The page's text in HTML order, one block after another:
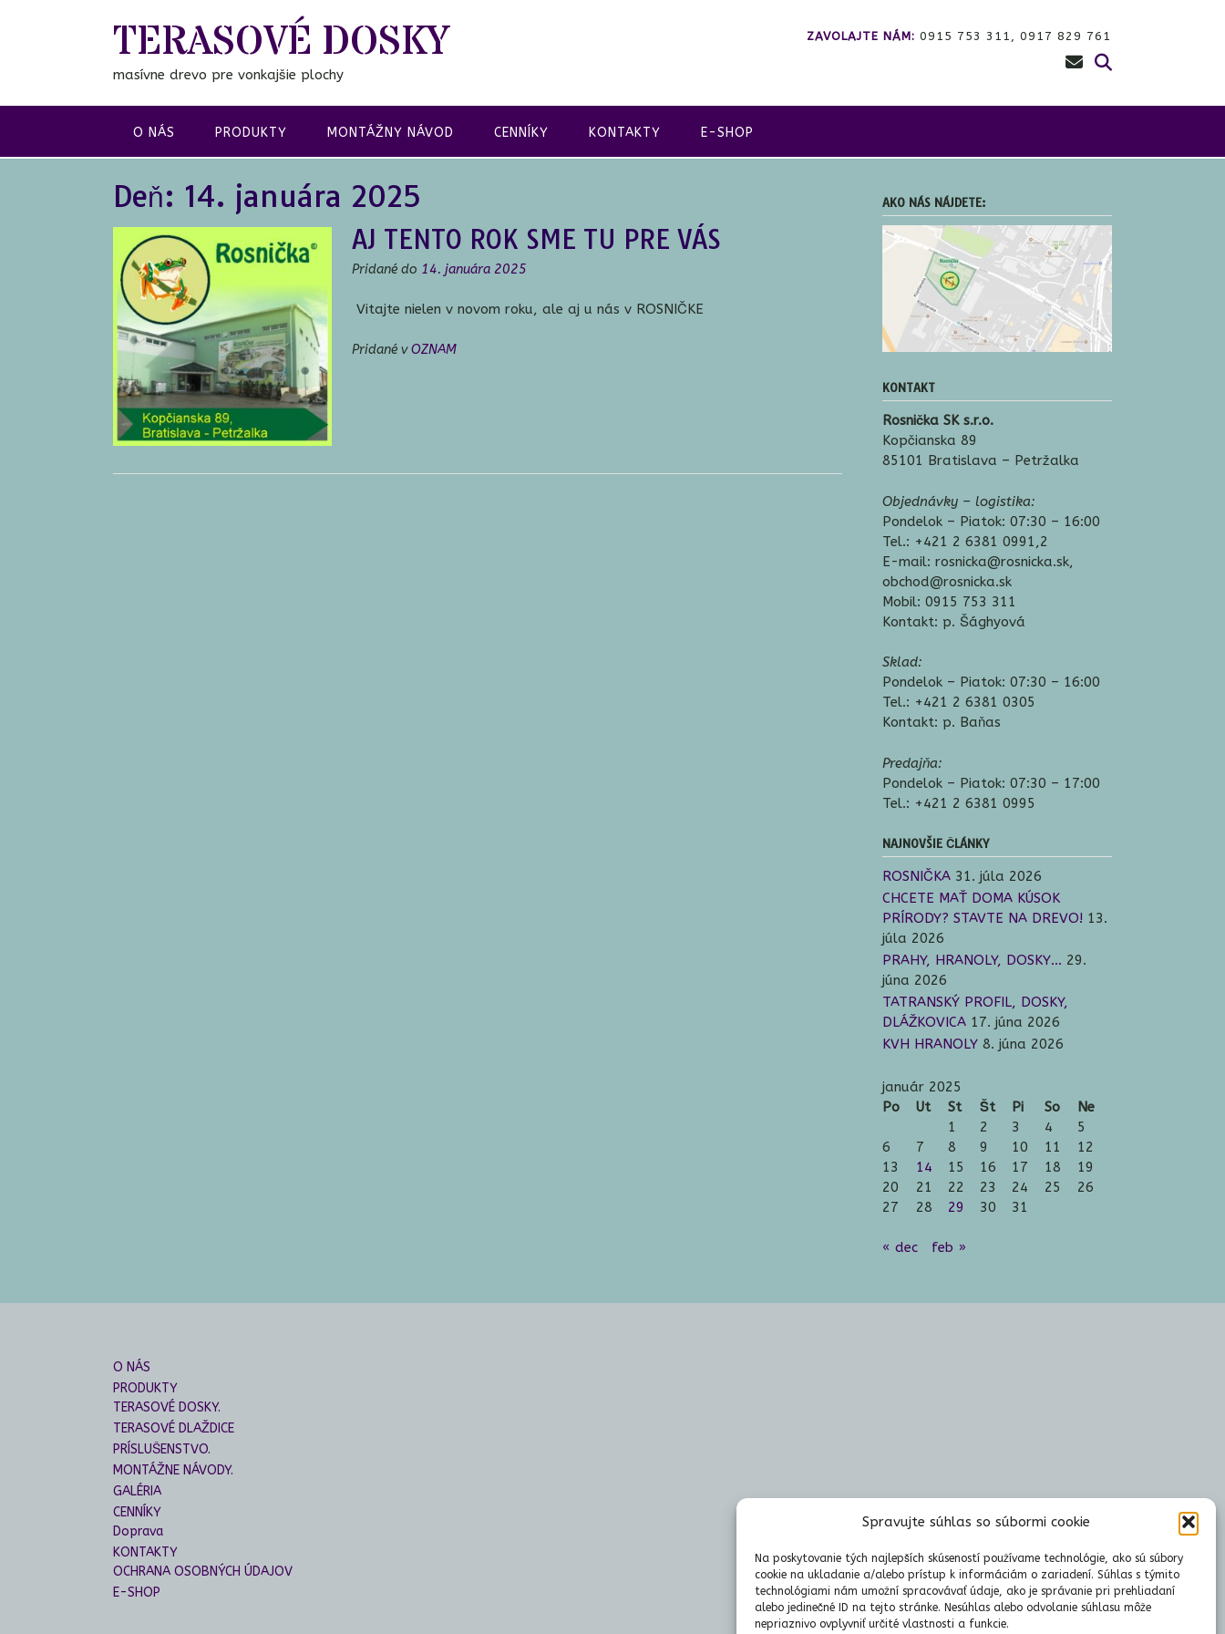
Spravujte súhlas so súbormi cookie
Na poskytovanie tých najlepších skúseností používame technológie, ako sú súbory
cookie na ukladanie a/alebo prístup k informáciám o zariadení. Súhlas s týmito
technológiami nám umožní spracovávať údaje, ako je správanie pri prehliadaní
alebo jedinečné ID na tejto stránke. Nesúhlas alebo odvolanie súhlasu môže
nepriaznivo ovplyvniť určité vlastnosti a funkcie.
TERASOVÉ DOSKY
masívne drevo pre vonkajšie plochy
ZAVOLAJTE NÁM: 0915 753 311, 0917 829 761
O NÁS PRODUKTY MONTÁŽNY NÁVOD CENNÍKY KONTAKTY E-SHOP
Deň: 14. januára 2025
AJ TENTO ROK SME TU PRE VÁS
Pridané do 14. januára 2025
Vitajte nielen v novom roku, ale aj u nás v ROSNIČKE
Pridané vOZNAM
AKO NÁS NÁJDETE:
KONTAKT
Rosnička SK s.r.o.
Kopčianska 89
85101 Bratislava – Petržalka
Objednávky – logistika:
Pondelok – Piatok: 07:30 – 16:00
Tel.: +421 2 6381 0991,2
E-mail: rosnicka@rosnicka.sk,
obchod@rosnicka.sk
Mobil: 0915 753 311
Kontakt: p. Šághyová
Sklad:
Pondelok – Piatok: 07:30 – 16:00
Tel.: +421 2 6381 0305
Kontakt: p. Baňas
Predajňa:
Pondelok – Piatok: 07:30 – 17:00
Tel.: +421 2 6381 0995
NAJNOVŠIE ČLÁNKY
ROSNIČKA 31. júla 2026
CHCETE MAŤ DOMA KÚSOK
PRÍRODY? STAVTE NA DREVO! 13.
júla 2026
PRAHY, HRANOLY, DOSKY… 29.
júna 2026
TATRANSKÝ PROFIL, DOSKY,
DLÁŽKOVICA 17. júna 2026
KVH HRANOLY 8. júna 2026
január 2025
Po
Ut St Št Pi So
Ne
1
2 3 4
5
6
7 8 9 10 11
12
13
14 15 16 17 18
19
20
21 22 23 24 25
26
27
28 29 30 31
« dec feb »
O NÁS
PRODUKTY
TERASOVÉ DOSKY.
TERASOVÉ DLAŽDICE
PRÍSLUŠENSTVO.
MONTÁŽNE NÁVODY.
GALÉRIA
CENNÍKY
Doprava
KONTAKTY
OCHRANA OSOBNÝCH ÚDAJOV
E-SHOP